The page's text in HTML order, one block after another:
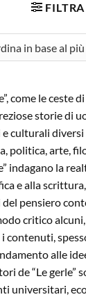
FILTRA
come le ceste
storie di
culturali
politica, arte,
indagano la
e alla
pensiero
critico
contenuti,
alle
de “Le gerle”
universitari,